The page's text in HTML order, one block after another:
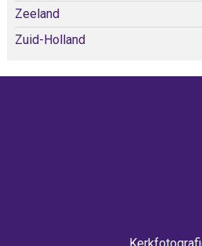
Zeeland
Zuid-Holland